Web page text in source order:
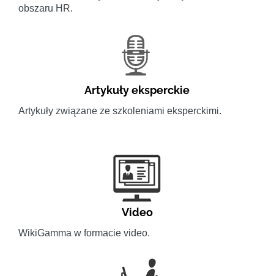
obszaru HR.
Artykuły eksperckie
Artykuły związane ze szkoleniami eksperckimi.
Video
WikiGamma w formacie video.